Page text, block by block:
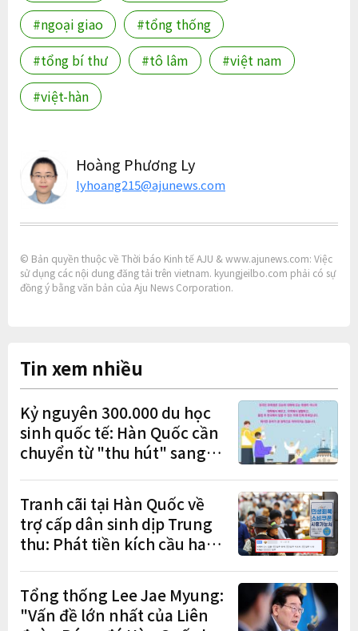
#ngoại giao
#tổng thống
#tổng bí thư
#tô lâm
#việt nam
#việt-hàn
Hoàng Phương Ly
lyhoang215@ajunews.com
© Bản quyền thuộc về Thời báo Kinh tế AJU & www.ajunews.com: Việc
sử dụng các nội dung đăng tải trên vietnam. kyungjeilbo.com phải có sự
đồng ý bằng văn bản của Aju News Corporation.
Tin xem nhiều
Kỷ nguyên 300.000 du học
sinh quốc tế: Hàn Quốc cần
chuyển từ "thu hút" sang
Tranh cãi tại Hàn Quốc về
trợ cấp dân sinh dịp Trung
thu: Phát tiền kích cầu hay
Tổng thống Lee Jae Myung:
"Vấn đề lớn nhất của Liên